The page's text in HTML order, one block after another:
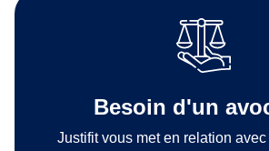
Besoin d'un
Justifit vous met en relation avec